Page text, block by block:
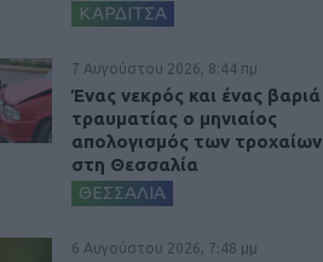
ΚΑΡΔΙΤΣΑ
7 Αυγούστου 2026, 8:44 πμ
Ένας νεκρός και ένας βαριά
τραυματίας ο μηνιαίος
απολογισμός των τροχαίων
στη Θεσσαλία
ΘΕΣΣΑΛΙΑ
6 Αυγούστου 2026, 7:48 μμ